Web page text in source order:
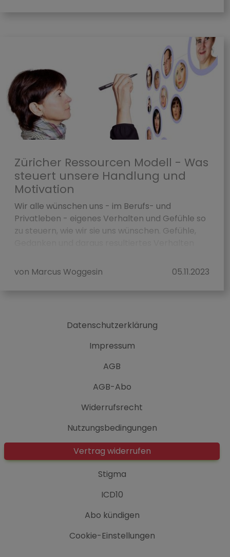
Züricher Ressourcen Modell - Was
steuert unsere Handlung und
Motivation
Wir alle wünschen uns - im Berufs- und
Privatleben - eigenes Verhalten und Gefühle so
zu steuern, wie wir sie uns wünschen. Gefühle,
von Marcus Woggesin
05.11.2023
Datenschutzerklärung
Impressum
AGB
AGB-Abo
Widerrufsrecht
Nutzungsbedingungen
Vertrag widerrufen
Stigma
ICD10
Abo kündigen
Cookie-Einstellungen